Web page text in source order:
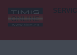
SERVICII